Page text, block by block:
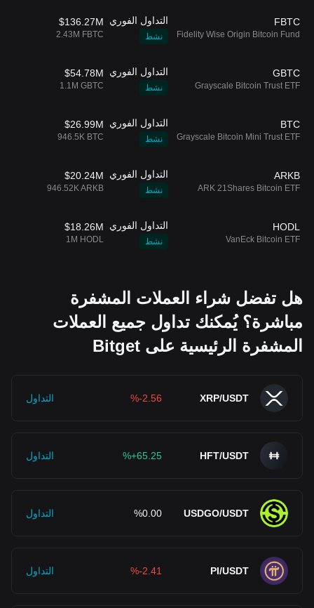
FBTC
Fidelity Wise Origin Bitcoin Fund
التداول الفوري
نشط
$136.27M
2.43M FBTC
GBTC
Grayscale Bitcoin Trust ETF
التداول الفوري
نشط
$54.78M
1.1M GBTC
BTC
Grayscale Bitcoin Mini Trust ETF
التداول الفوري
نشط
$26.99M
946.5K BTC
ARKB
ARK 21Shares Bitcoin ETF
التداول الفوري
نشط
$20.24M
946.52K ARKB
HODL
VanEck Bitcoin ETF
التداول الفوري
نشط
$18.26M
1M HODL
هل تفضل شراء العملات المشفرة
مباشرة؟ يُمكنك تداول جميع العملات
المشفرة الرئيسية على Bitget
XRP/USDT
%-2.56 التداول
HFT/USDT
%+65.25 التداول
USDGO/USDT
%0.00 التداول
PI/USDT
%-2.41 التداول